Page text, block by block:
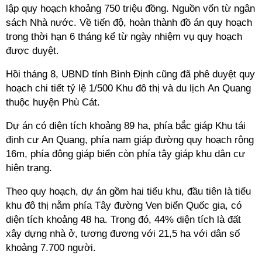
lập quy hoạch khoảng 750 triệu đồng. Nguồn vốn từ ngân
sách Nhà nước. Về tiến độ, hoàn thành đồ án quy hoạch
trong thời hạn 6 tháng kể từ ngày nhiệm vụ quy hoạch
được duyệt.
Hồi tháng 8, UBND tỉnh Bình Định cũng đã phê duyệt quy
hoạch chi tiết tỷ lệ 1/500 Khu đô thị và du lịch An Quang
thuộc huyện Phù Cát.
Dự án có diện tích khoảng 89 ha, phía bắc giáp Khu tái
định cư An Quang, phía nam giáp đường quy hoạch rộng
16m, phía đông giáp biển còn phía tây giáp khu dân cư
hiện trạng.
Theo quy hoạch, dự án gồm hai tiểu khu, đầu tiên là tiểu
khu đô thị nằm phía Tây đường Ven biển Quốc gia, có
diện tích khoảng 48 ha. Trong đó, 44% diện tích là đất
xây dựng nhà ở, tương đương với 21,5 ha với dân số
khoảng 7.700 người.